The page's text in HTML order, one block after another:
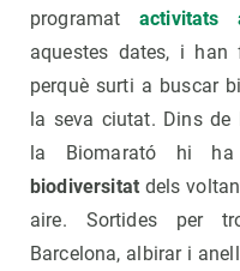
programat
aquestes dates, i
perquè surti a buscar
la seva ciutat. Dins de
la Biomarató hi
biodiversitat dels
aire. Sortides per
Barcelona, albirar i